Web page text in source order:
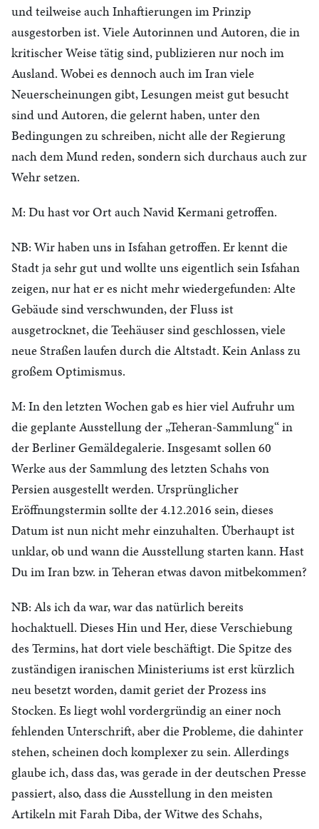
und teilweise auch Inhaftierungen im Prinzip
ausgestorben ist. Viele Autorinnen und Autoren, die in
kritischer Weise tätig sind, publizieren nur noch im
Ausland. Wobei es dennoch auch im Iran viele
Neuerscheinungen gibt, Lesungen meist gut besucht
sind und Autoren, die gelernt haben, unter den
Bedingungen zu schreiben, nicht alle der Regierung
nach dem Mund reden, sondern sich durchaus auch zur
Wehr setzen.
M: Du hast vor Ort auch Navid Kermani getroffen.
NB: Wir haben uns in Isfahan getroffen. Er kennt die
Stadt ja sehr gut und wollte uns eigentlich sein Isfahan
zeigen, nur hat er es nicht mehr wiedergefunden: Alte
Gebäude sind verschwunden, der Fluss ist
ausgetrocknet, die Teehäuser sind geschlossen, viele
neue Straßen laufen durch die Altstadt. Kein Anlass zu
großem Optimismus.
M: In den letzten Wochen gab es hier viel Aufruhr um
die geplante Ausstellung der „Teheran-Sammlung“ in
der Berliner Gemäldegalerie. Insgesamt sollen 60
Werke aus der Sammlung des letzten Schahs von
Persien ausgestellt werden. Ursprünglicher
Eröffnungstermin sollte der 4.12.2016 sein, dieses
Datum ist nun nicht mehr einzuhalten. Überhaupt ist
unklar, ob und wann die Ausstellung starten kann. Hast
Du im Iran bzw. in Teheran etwas davon mitbekommen?
NB: Als ich da war, war das natürlich bereits
hochaktuell. Dieses Hin und Her, diese Verschiebung
des Termins, hat dort viele beschäftigt. Die Spitze des
zuständigen iranischen Ministeriums ist erst kürzlich
neu besetzt worden, damit geriet der Prozess ins
Stocken. Es liegt wohl vordergründig an einer noch
fehlenden Unterschrift, aber die Probleme, die dahinter
stehen, scheinen doch komplexer zu sein. Allerdings
glaube ich, dass das, was gerade in der deutschen Presse
passiert, also, dass die Ausstellung in den meisten
Artikeln mit Farah Diba, der Witwe des Schahs,